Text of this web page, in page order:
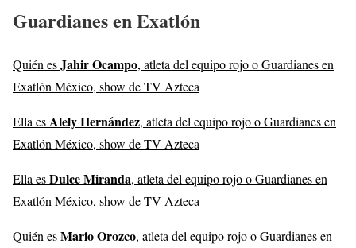
Guardianes en Exatlón
Quién esJahir Ocampo, atleta del equipo rojo o Guardianes en
Exatlón México, show de TV Azteca
Ella esAlely Hernández, atleta del equipo rojo o Guardianes en
Exatlón México, show de TV Azteca
Ella esDulce Miranda, atleta del equipo rojo o Guardianes en
Exatlón México, show de TV Azteca
Quién esMario Orozco, atleta del equipo rojo o Guardianes en